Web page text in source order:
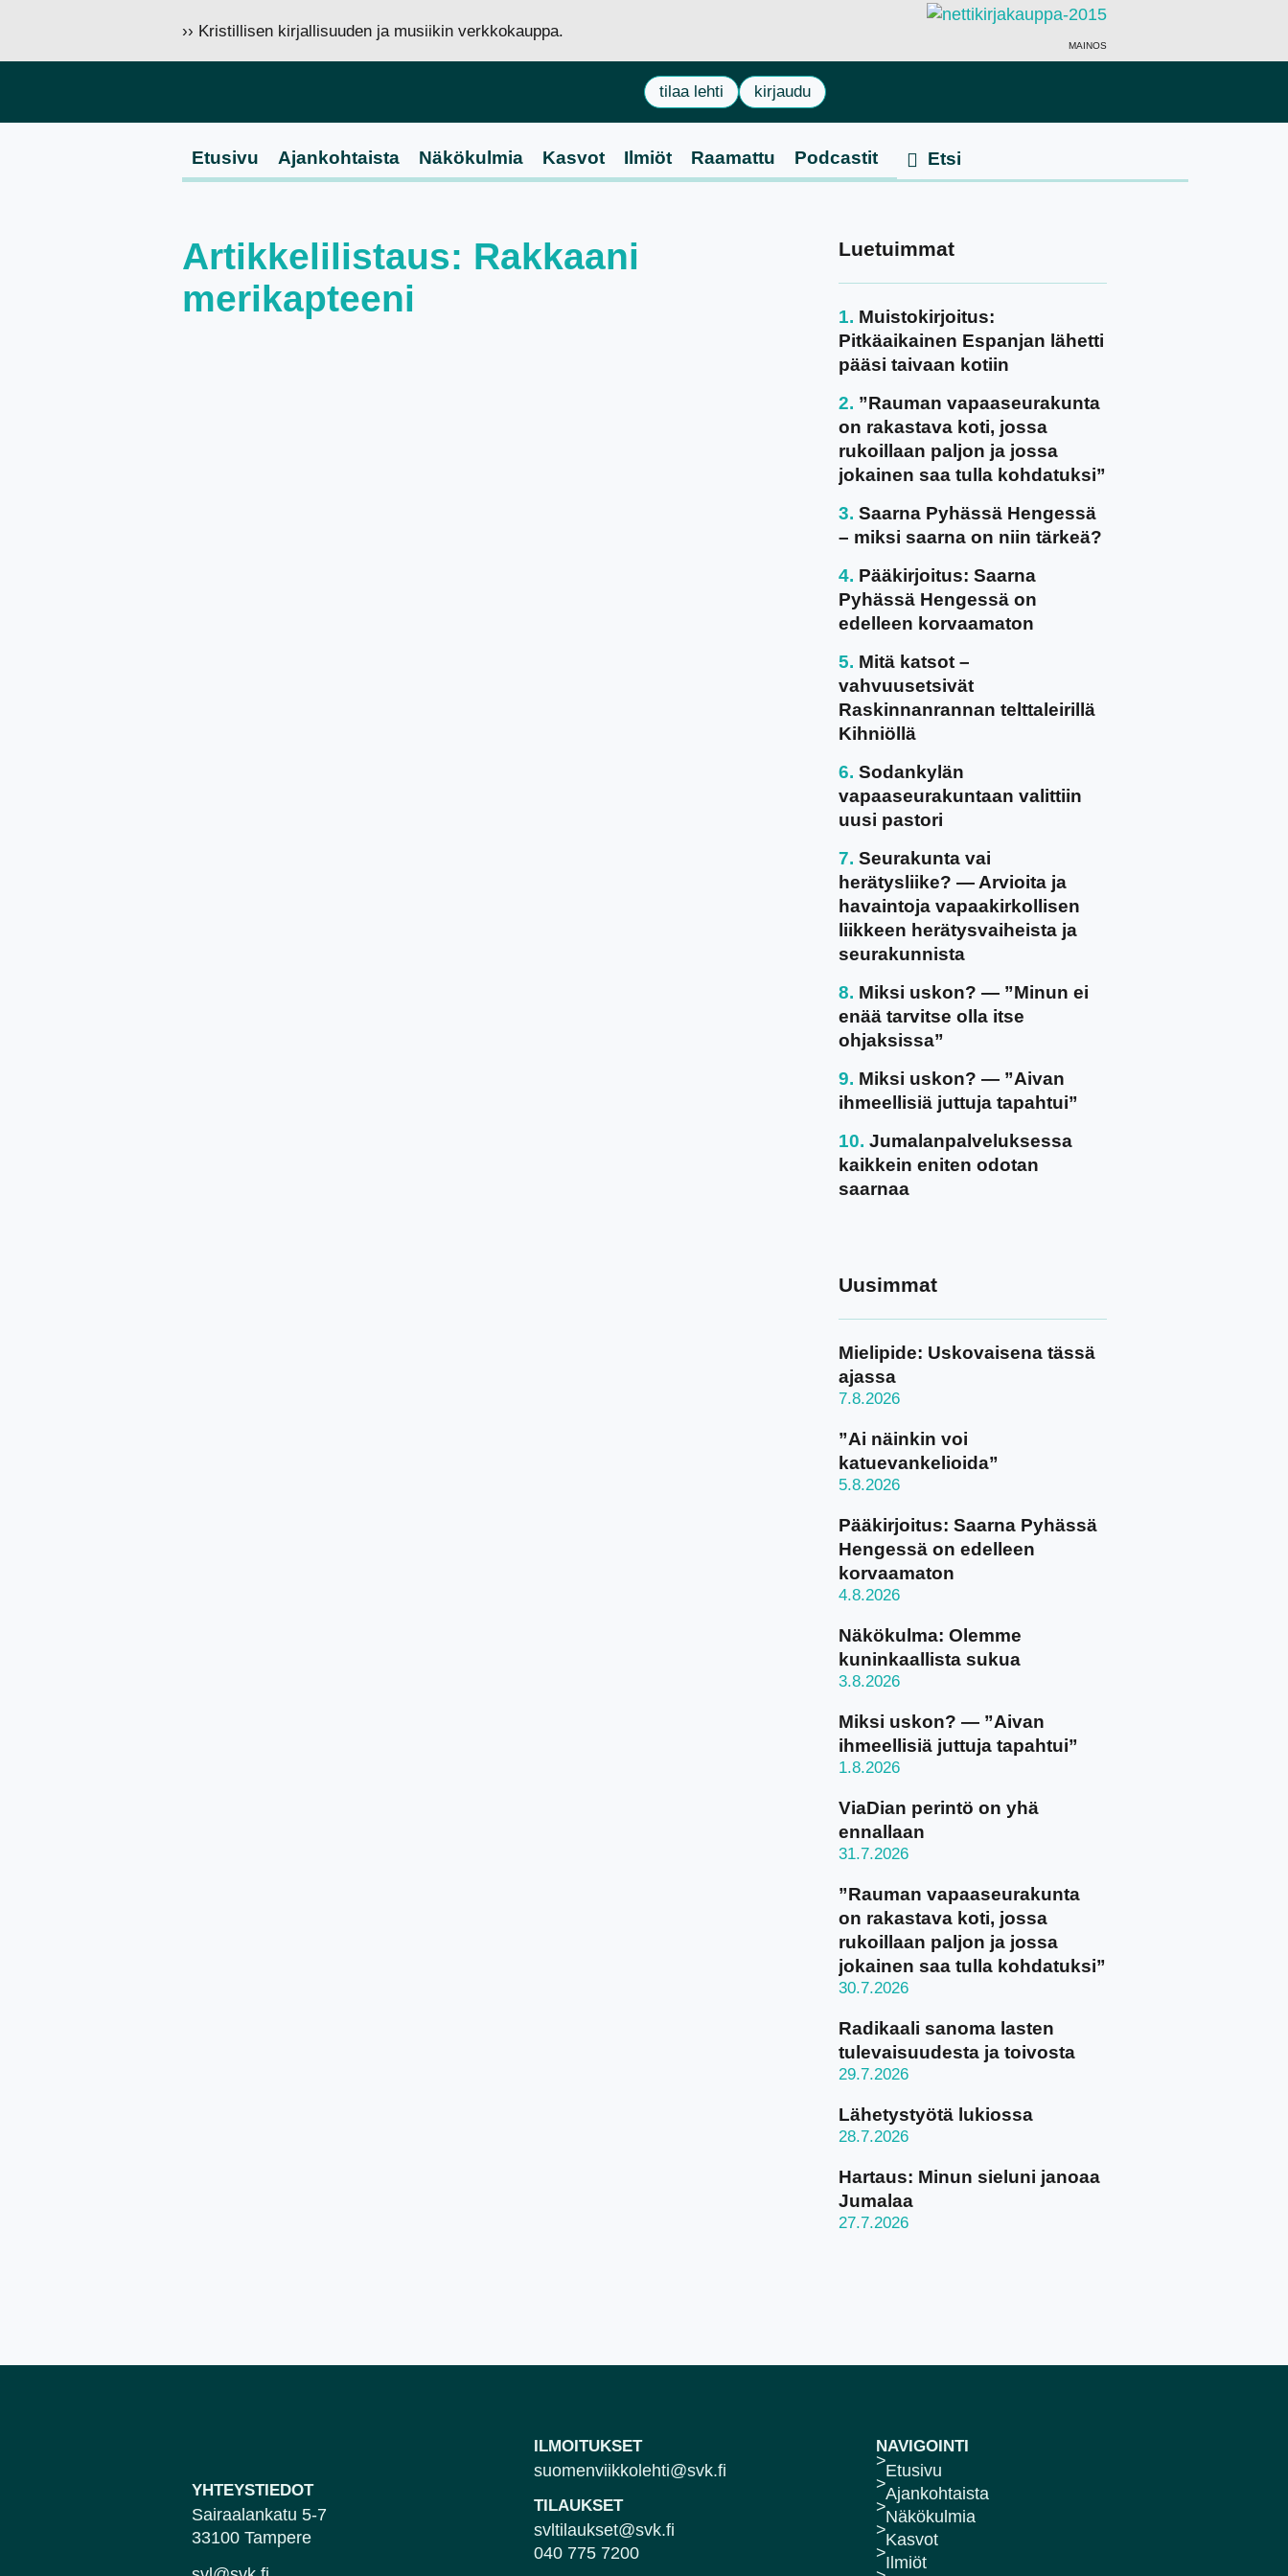
›› Kristillisen kirjallisuuden ja musiikin verkkokauppa.
MAINOS
tilaa lehti kirjaudu
Etusivu Ajankohtaista Näkökulmia Kasvot Ilmiöt Raamattu Podcastit
Artikkelilistaus: Rakkaani
merikapteeni
Luetuimmat
Muistokirjoitus:
Pitkäaikainen Espanjan lähetti
pääsi taivaan kotiin
”Rauman vapaaseurakunta
on rakastava koti, jossa
rukoillaan paljon ja jossa
jokainen saa tulla kohdatuksi”
Saarna Pyhässä Hengessä
– miksi saarna on niin tärkeä?
Pääkirjoitus: Saarna
Pyhässä Hengessä on
edelleen korvaamaton
Mitä katsot –
vahvuusetsivät
Raskinnanrannan telttaleirillä
Kihniöllä
Sodankylän
vapaaseurakuntaan valittiin
uusi pastori
Seurakunta vai
herätysliike? — Arvioita ja
havaintoja vapaakirkollisen
liikkeen herätysvaiheista ja
seurakunnista
Miksi uskon? — ”Minun ei
enää tarvitse olla itse
ohjaksissa”
Miksi uskon? — ”Aivan
ihmeellisiä juttuja tapahtui”
Jumalanpalveluksessa
kaikkein eniten odotan
saarnaa
Uusimmat
Mielipide: Uskovaisena tässä
ajassa
7.8.2026
”Ai näinkin voi
katuevankelioida”
5.8.2026
Pääkirjoitus: Saarna Pyhässä
Hengessä on edelleen
korvaamaton
4.8.2026
Näkökulma: Olemme
kuninkaallista sukua
3.8.2026
Miksi uskon? — ”Aivan
ihmeellisiä juttuja tapahtui”
1.8.2026
ViaDian perintö on yhä
ennallaan
31.7.2026
”Rauman vapaaseurakunta
on rakastava koti, jossa
rukoillaan paljon ja jossa
jokainen saa tulla kohdatuksi”
30.7.2026
Radikaali sanoma lasten
tulevaisuudesta ja toivosta
29.7.2026
Lähetystyötä lukiossa
28.7.2026
Hartaus: Minun sieluni janoaa
Jumalaa
27.7.2026
YHTEYSTIEDOT
Sairaalankatu 5-7
33100 Tampere
ILMOITUKSET
suomenviikkolehti@svk.fi
TILAUKSET
svltilaukset@svk.fi
040 775 7200
NAVIGOINTI
Etusivu
Ajankohtaista
Näkökulmia
Kasvot
Ilmiöt